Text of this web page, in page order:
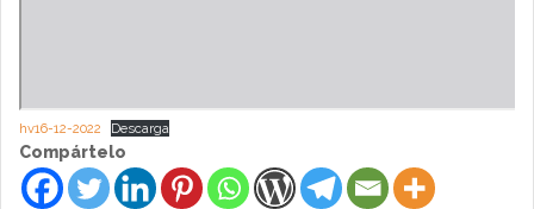
hv16-12-2022 Descarga
Compártelo